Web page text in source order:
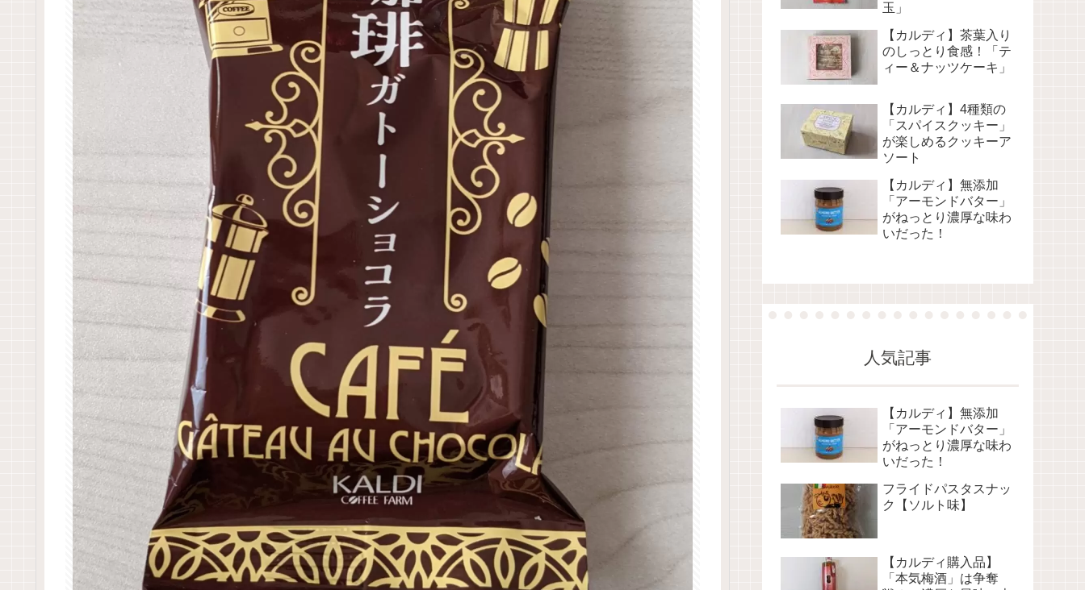
玉」
【カルディ】茶葉入り
のしっとり食感！「テ
ィー＆ナッツケーキ」
【カルディ】4種類の
「スパイスクッキー」
が楽しめるクッキーア
ソート
【カルディ】無添加
「アーモンドバター」
がねっとり濃厚な味わ
いだった！
人気記事
【カルディ】無添加
「アーモンドバター」
がねっとり濃厚な味わ
いだった！
フライドパスタスナッ
ク【ソルト味】
【カルディ購入品】
「本気梅酒」は争奪